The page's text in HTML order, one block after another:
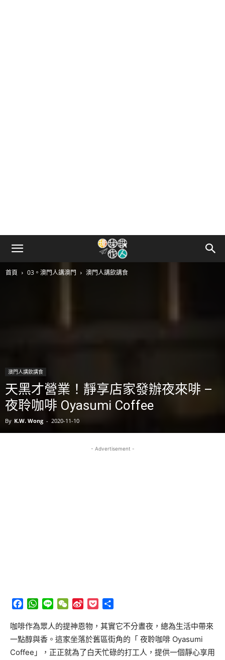
首頁 03。澳門人講澳門 澳門人講飲講食
澳門人講飲講食
天黑才營業！靜享店家發辦夜來啡 –
夜聆咖啡 Oyasumi Coffee
By K.W. Wong - 2020-11-10
- Advertisement -
Facebook
WhatsApp
Line WeChat
Sina
Pocket
咖啡作為眾人的提神恩物，其實它不分晝夜，總為生活中帶來
一點醇與香。這家坐落於舊區街角的「 夜聆咖啡 Oyasumi
Coffee」，正正就為了白天忙碌的打工人，提供一個靜心享用